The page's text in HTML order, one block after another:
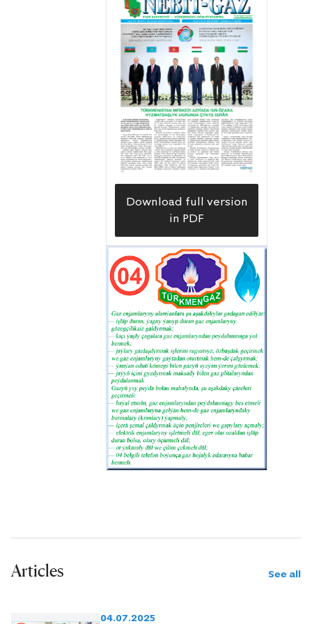
необходимых мероприятий. В
настоящее время на втором -
завершающем этапе
прилагаются усилия для
успешного завершения
запланированных работ, —
говорит главный специалист по
строительству предприятия
Батыр Джораев.
Download full version
in PDF
Articles See all
04.07.2025